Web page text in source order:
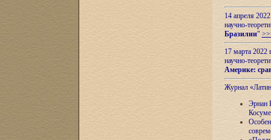
14 апреля
научно-
Бразилии"
17 марта 2022
научно-
Америке:
Журнал
Эрнан